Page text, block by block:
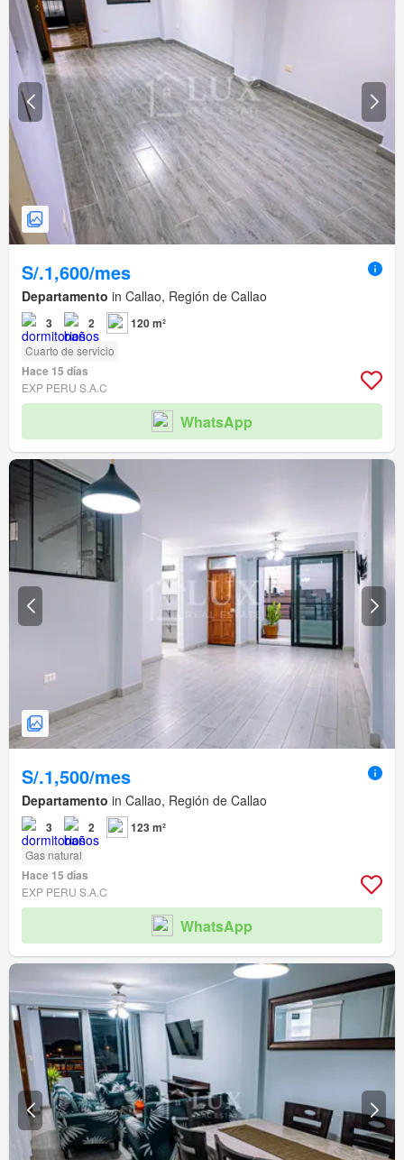
S/.1,600/mes
Departamento in Callao, Región de Callao
3 2 120 m²
Cuarto de servicio
Hace 15 días
EXP PERU S.A.C
WhatsApp
S/.1,500/mes
Departamento in Callao, Región de Callao
3 2 123 m²
Gas natural
Hace 15 días
EXP PERU S.A.C
WhatsApp